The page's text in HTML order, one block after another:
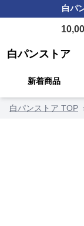
白パ
白パンストア
新着商品
白パンストア TOP